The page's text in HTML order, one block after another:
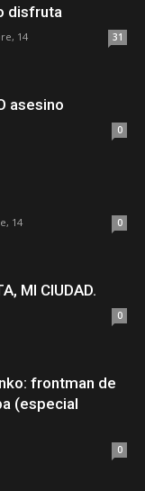
disfruta
14 31
asesino
0
14 0
MI CIUDAD.
0
frontman de
(especial
0